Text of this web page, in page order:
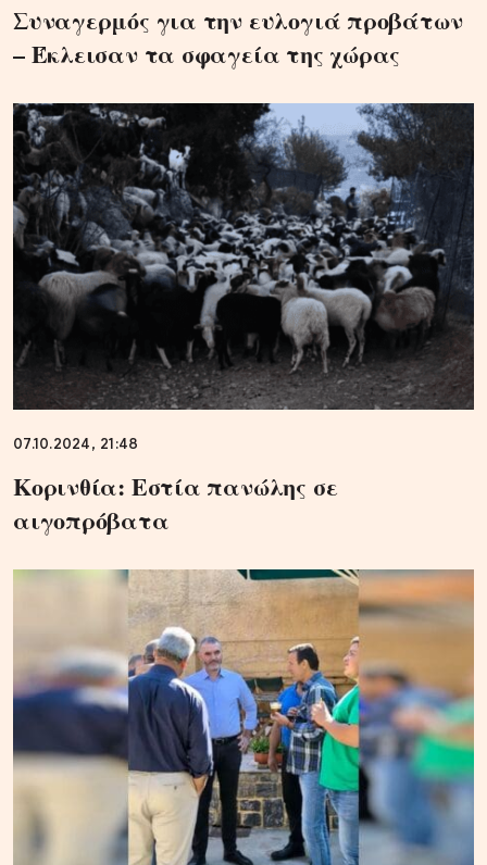
Συναγερμός για την ευλογιά προβάτων
– Έκλεισαν τα σφαγεία της χώρας
07.10.2024, 21:48
Κορινθία: Εστία πανώλης σε
αιγοπρόβατα